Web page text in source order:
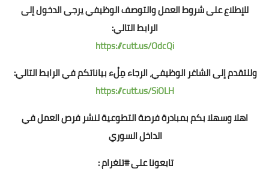
للإطلاع على شروط العمل والتوصف الوظيفي يرجى الدخول إلى
الرابط التالي:
https://cutt.us/OdcQi
وللتقدم إلى الشاغر الوظيفي، الرجاء مِلْء بياناتكم في الرابط التالي:
https://cutt.us/SiOLH
اهلا وسهلا بكم بمبادرة فرصة التطوعية لنشر فرص العمل في
الداخل السوري
تابعونا على #تلغرام :